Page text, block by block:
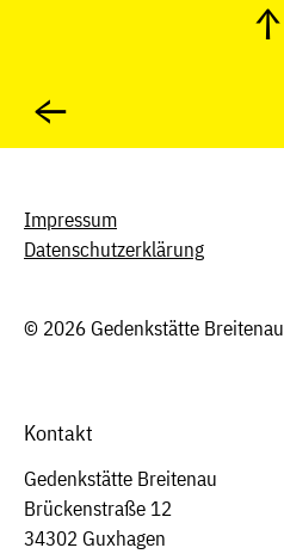
↑
←
Impressum
Datenschutzerklärung
© 2026 Gedenkstätte Breitenau
Kontakt
Gedenkstätte Breitenau
Brückenstraße 12
34302 Guxhagen